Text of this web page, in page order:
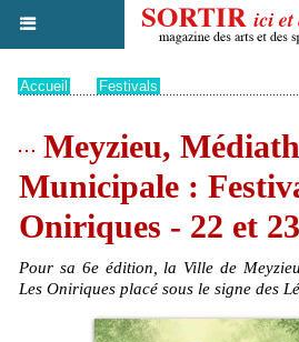
Accueil Festivals
Meyzieu,
Municipale :
Oniriques - 22 et
Pour sa 6e édition, la Ville de
Les Oniriques placé sous le signe des